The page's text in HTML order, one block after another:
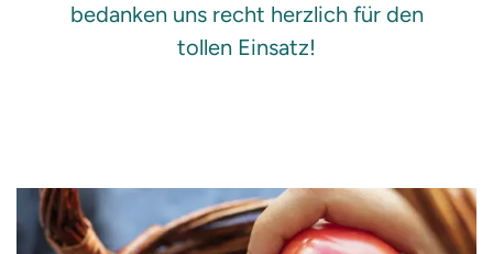
bedanken uns recht herzlich für den
tollen Einsatz!